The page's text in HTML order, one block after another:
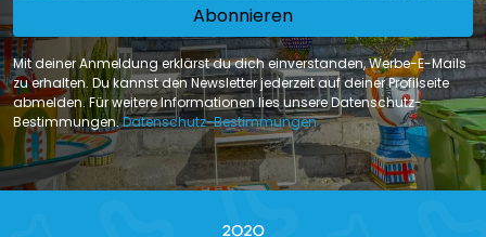
Abonnieren
Mit deiner Anmeldung erklärst du dich einverstanden, Werbe-E-Mails
zu erhalten. Du kannst den Newsletter jederzeit auf deiner Profilseite
abmelden. Für weitere Informationen lies unsere Datenschutz-
Bestimmungen.Datenschutz-Bestimmungen